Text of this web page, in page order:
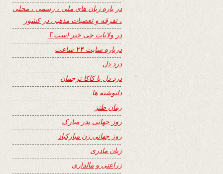
در باره زبان های ملی ، رسمی ، محلی
، تفرقه و تعصبات مذهبی در کشور
در ولایات چی خبر است ؟
درباره سایت ۲۴ ساعت
درد دل
درد دل با کاکا ترجمان
دلنوشته ها
رمان طنز
روز جهانی پدر مبارک
روز جهانی زن مبارکباد
زبان مادری
زراعتی و مالداری